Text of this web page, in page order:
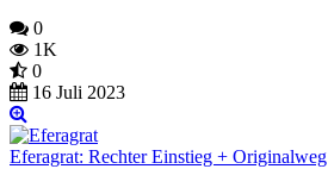
0
1K
0
16 Juli 2023
Eferagrat: Rechter Einstieg + Originalweg